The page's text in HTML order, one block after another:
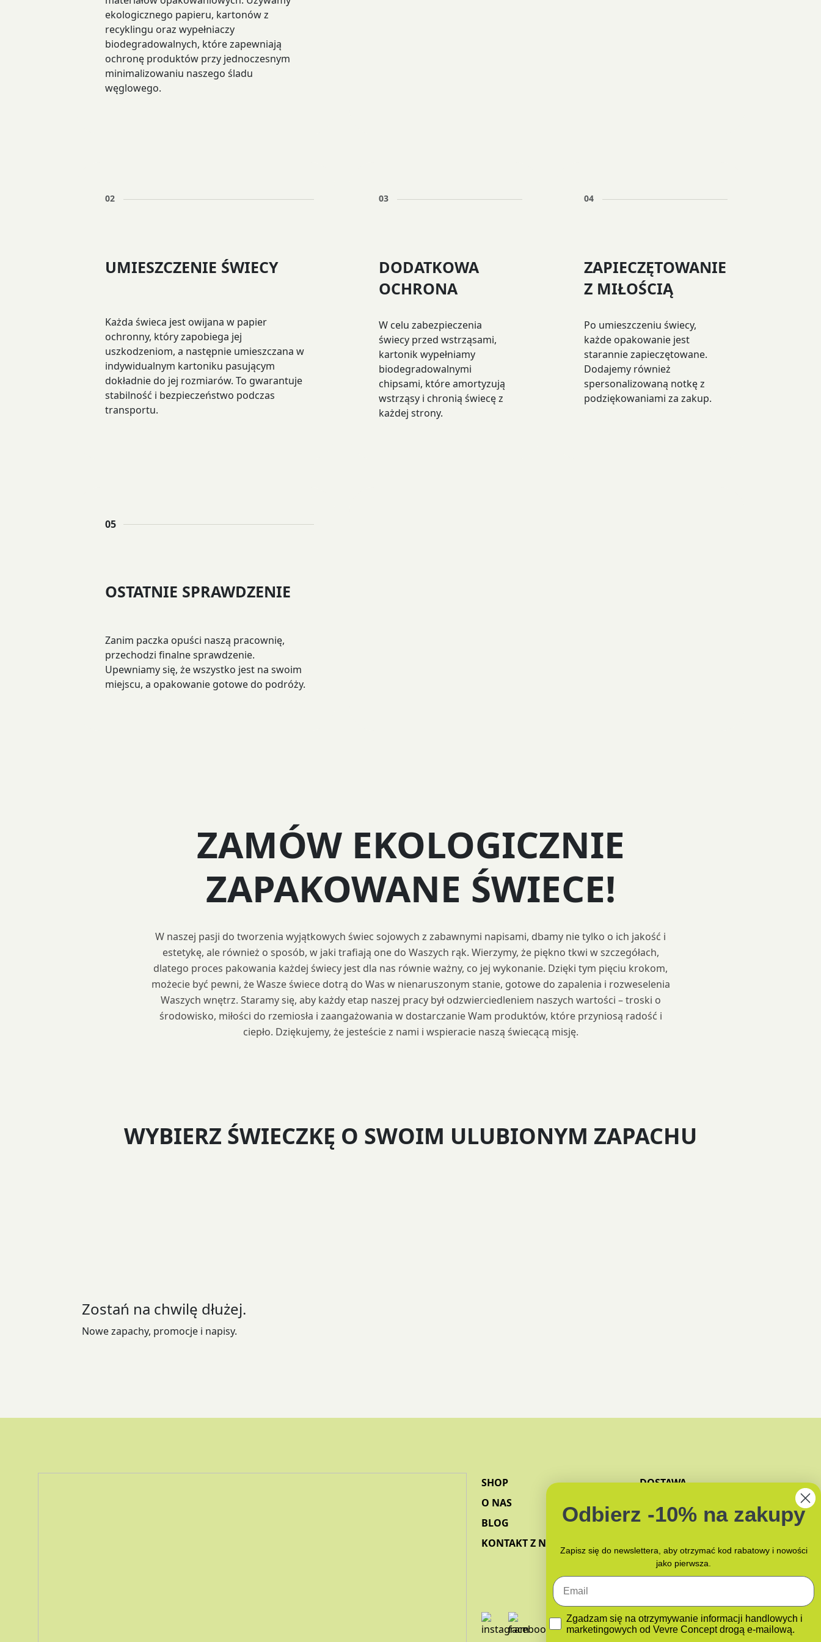
ekologicznego papieru, kartonów z
recyklingu oraz wypełniaczy
biodegradowalnych, które zapewniają
ochronę produktów przy jednoczesnym
minimalizowaniu naszego śladu
węglowego.
02
UMIESZCZENIE ŚWIECY
Każda świeca jest owijana w papier
ochronny, który zapobiega jej
uszkodzeniom, a następnie umieszczana w
indywidualnym kartoniku pasującym
dokładnie do jej rozmiarów. To gwarantuje
stabilność i bezpieczeństwo podczas
transportu.
03
DODATKOWA
OCHRONA
W celu zabezpieczenia
świecy przed wstrząsami,
kartonik wypełniamy
biodegradowalnymi
chipsami, które amortyzują
wstrząsy i chronią świecę z
każdej strony.
04
ZAPIECZĘTOWANIE
Z MIŁOŚCIĄ
Po umieszczeniu świecy,
każde opakowanie jest
starannie zapieczętowane.
Dodajemy również
spersonalizowaną notkę z
podziękowaniami za zakup.
05
OSTATNIE SPRAWDZENIE
Zanim paczka opuści naszą pracownię,
przechodzi finalne sprawdzenie.
Upewniamy się, że wszystko jest na swoim
miejscu, a opakowanie gotowe do podróży.
ZAMÓW EKOLOGICZNIE
ZAPAKOWANE ŚWIECE!
W naszej pasji do tworzenia wyjątkowych świec sojowych z zabawnymi napisami, dbamy nie tylko o ich jakość i
estetykę, ale również o sposób, w jaki trafiają one do Waszych rąk. Wierzymy, że piękno tkwi w szczegółach,
dlatego proces pakowania każdej świecy jest dla nas równie ważny, co jej wykonanie. Dzięki tym pięciu krokom,
możecie być pewni, że Wasze świece dotrą do Was w nienaruszonym stanie, gotowe do zapalenia i rozweselenia
Waszych wnętrz. Staramy się, aby każdy etap naszej pracy był odzwierciedleniem naszych wartości – troski o
środowisko, miłości do rzemiosła i zaangażowania w dostarczanie Wam produktów, które przyniosą radość i
ciepło. Dziękujemy, że jesteście z nami i wspieracie naszą świecącą misję.
WYBIERZ ŚWIECZKĘ O SWOIM ULUBIONYM ZAPACHU
Zostań na chwilę dłużej.
Nowe zapachy, promocje i napisy.
SHOP
O NAS
BLOG
KONTAKT Z NAMI
DOSTAWA
JAK PAKUJEMY?
Odbierz -10% na zakupy
Zapisz się do newslettera, aby otrzymać kod rabatowy i nowości
jako pierwsza.
Email
GDPRZgadzam się na otrzymywanie informacji handlowych i
marketingowych od Vevre Concept drogą e-mailową.